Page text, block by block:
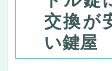
交換が
い鍵屋